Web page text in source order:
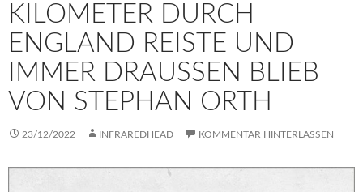
KILOMETER DURCH
ENGLAND REISTE UND
IMMER DRAUSSEN BLIEB V
ON STEPHAN ORTH
23/12/2022 INFRAREDHEAD KOMMENTAR HINTERLASSEN